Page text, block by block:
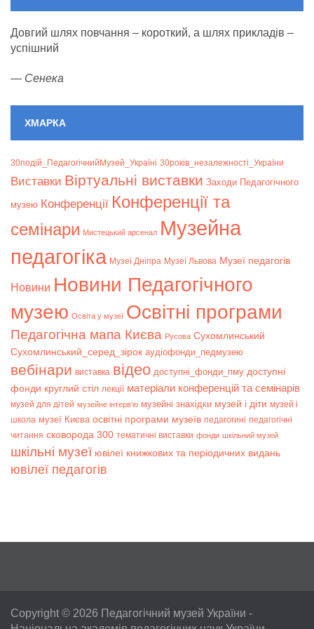
Довгий шлях повчання – короткий, а шлях прикладів –
успішний
— Сенека
ХМАРКА
30подій_ПедагогічнийМузей_Україні 30років_незалежності_України
Bиставки Віртуальні виставки Заходи Педагогічного
музею Конференції Конференції та
семінари Мистецький арсенал Музейна
педагогіка Музеї Дніпра Музеї Львова Музеї педагогів
Новини Новини Педагогічного
музею Освіта у музеї Освітні програми
Педагогічна мапа Києва Русова Сухомлинський
Сухомлинський_серед_зірок аудіофонди_педмузею
вебінари виставка відео доступні_фонди_пму доступні
фонди круглий стіл лекції матеріали конференцій та семінарів
музей для дітей музейне інтерв’ю музейні знахідки музей і діти музей і
школа музеї Києва освітні програми музеїв педагогині педагогічні
читання сковорода 300 тематичні виставки фонди шкільний музей
шкільні музеї ювілеї книжкових та періодичних видань
ювілеї педагогів
Copyright © 2026 Педагогічний музей України -